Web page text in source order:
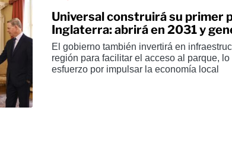
Universal construirá su primer
Inglaterra: abrirá en 2031 y
El gobierno también invertirá en
región para facilitar el acceso al parque, lo
esfuerzo por impulsar la economía local